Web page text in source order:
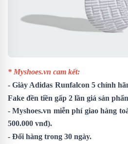
* Myshoes.vn cam kết:
-Giày Adidas Runfalcon 5chính
Fake đền tiền gấp 2 lần giá sản
- Myshoes.vn miễn phí giao hàng
500.000 vnđ).
- Đổi hàng trong 30 ngày.